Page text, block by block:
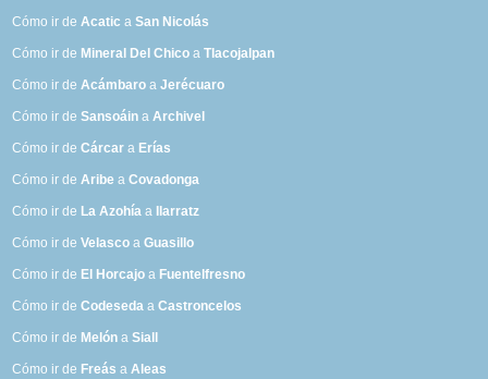
Cómo ir deAcatic aSan Nicolás
Cómo ir de Mineral Del Chico aTlacojalpan
Cómo ir deAcámbaro aJerécuaro
Cómo ir deSansoáin aArchivel
Cómo ir deCárcar a Erías
Cómo ir deAribe aCovadonga
Cómo ir de La Azohía a Ilarratz
Cómo ir deVelasco aGuasillo
Cómo ir de El Horcajo a Fuentelfresno
Cómo ir deCodeseda aCastroncelos
Cómo ir de Melón aSiall
Cómo ir de Freás aAleas